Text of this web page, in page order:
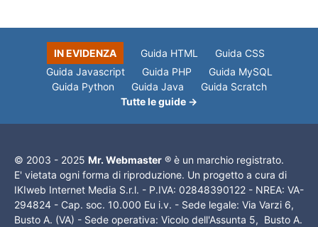
IN EVIDENZA Guida HTML
Guida CSS
Guida Javascript
Guida PHP
Guida MySQL
Guida Python
Guida Java
Guida Scratch
Tutte le guide →
© 2003 - 2025 Mr. Webmaster ® è un marchio registrato.
E' vietata ogni forma di riproduzione. Un progetto a cura di
IKIweb Internet Media S.r.l. - P.IVA: 02848390122 - NREA: VA-
294824 - Cap. soc. 10.000 Eu i.v. - Sede legale: Via Varzi 6,
Busto A. (VA) - Sede operativa: Vicolo dell'Assunta 5, Busto A.